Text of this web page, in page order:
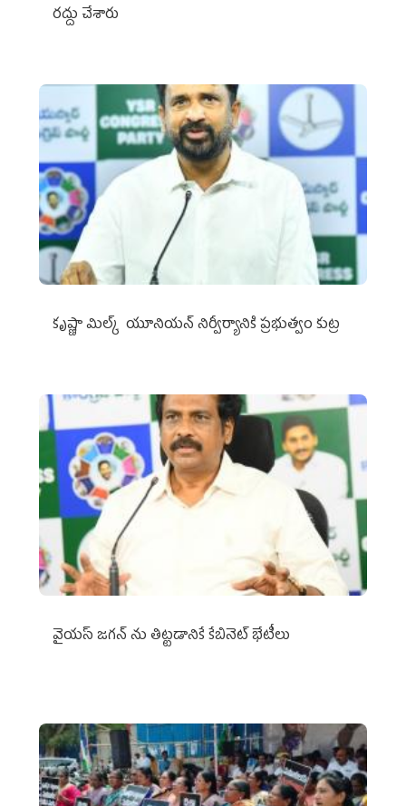
రద్దు చేశారు
కృష్ణా మిల్క్‌ యూనియన్‌ నిర్వీర్యానికి ప్రభుత్వం కుట్ర
వైయ‌స్ జగన్‌ ను తిట్టడానికే కేబినెట్‌ భేటీలు